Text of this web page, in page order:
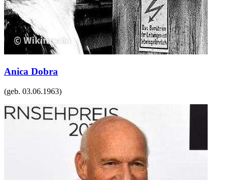
Anica Dobra
(geb. 03.06.1963)